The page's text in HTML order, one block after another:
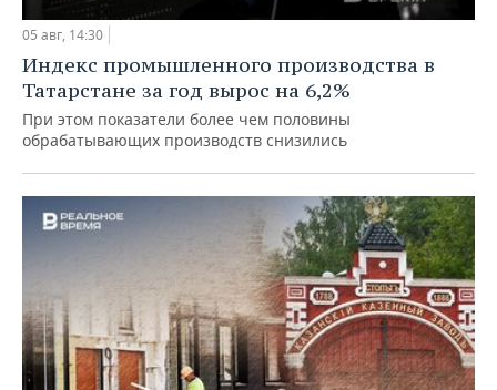
05 авг, 14:30
Индекс промышленного производства в
Татарстане за год вырос на 6,2%
При этом показатели более чем половины
обрабатывающих производств снизились